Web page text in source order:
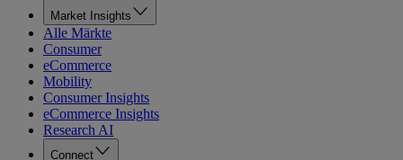
Market Insights
Alle Märkte
Consumer
eCommerce
Mobility
Consumer Insights
eCommerce Insights
Research AI
Connect